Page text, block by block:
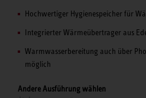
Hochwertiger Hygienespeicher für
Integrierter Wärmeübertrager aus
Warmwasserbereitung auch über
möglich
Andere Ausführung wählen